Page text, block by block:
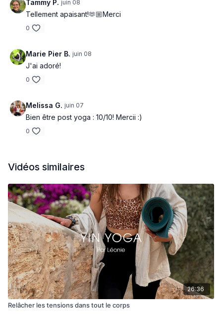
Tammy P. juin 08
Tellement apaisant!🫶🏼Merci
0
Marie Pier B. juin 08
J'ai adoré!
0
Melissa G. juin 07
Bien être post yoga : 10/10! Mercii :)
0
Vidéos similaires
26:36
Relâcher les tensions dans tout le corps